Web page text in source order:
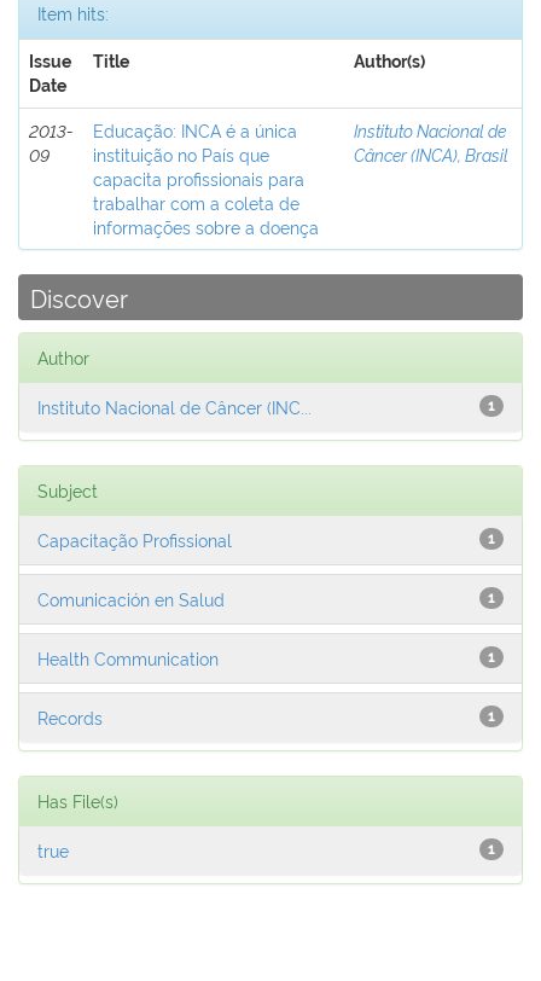
Item hits:
Issue
Date
Title Author(s)
2013-
09
Educação: INCA é a única
instituição no País que
capacita profissionais para
trabalhar com a coleta de
informações sobre a doença
Instituto Nacional de
Câncer (INCA), Brasil
Discover
Author
1
Instituto Nacional de Câncer (INC...
Subject
1
Capacitação Profissional
1
Comunicación en Salud
1
Health Communication
1
Records
Has File(s)
1
true